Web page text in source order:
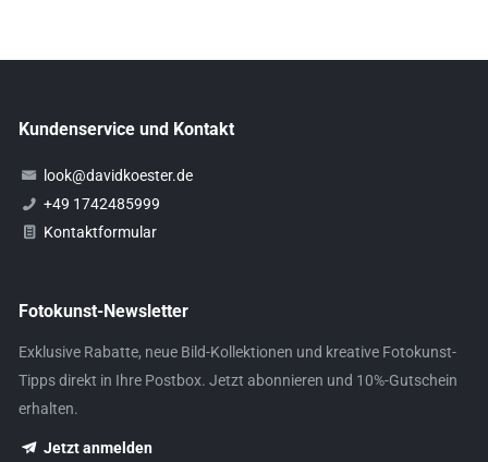
Kundenservice und Kontakt
look@davidkoester.de
+49 1742485999
Kontaktformular
Fotokunst-Newsletter
Exklusive Rabatte, neue Bild-Kollektionen und kreative Fotokunst-
Tipps direkt in Ihre Postbox. Jetzt abonnieren und 10%-Gutschein
erhalten.
Jetzt anmelden